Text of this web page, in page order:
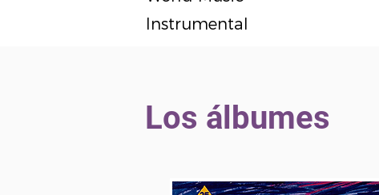
Instrumental
Los álbumes